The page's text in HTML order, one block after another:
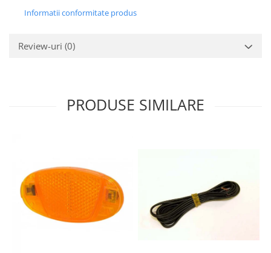
Informatii conformitate produs
Review-uri (0)
PRODUSE SIMILARE